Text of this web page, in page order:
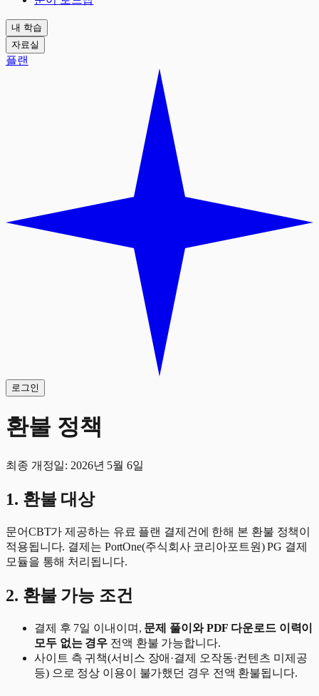
내 학습
자료실
플랜
로그인
환불 정책
최종 개정일: 2026년 5월 6일
1. 환불 대상
문어CBT가 제공하는 유료 플랜 결제건에 한해 본 환불 정책이
적용됩니다. 결제는 PortOne(주식회사 코리아포트원) PG 결제
모듈을 통해 처리됩니다.
2. 환불 가능 조건
결제 후 7일 이내이며, 문제 풀이와 PDF 다운로드 이력이
모두 없는 경우 전액 환불 가능합니다.
사이트 측 귀책(서비스 장애·결제 오작동·컨텐츠 미제공
등) 으로 정상 이용이 불가했던 경우 전액 환불됩니다.